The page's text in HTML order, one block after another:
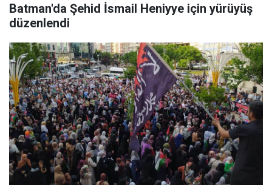
Batman'da Şehid İsmail Heniyye için yürüyüş
düzenlendi